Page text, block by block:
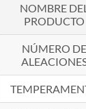
NOMBRE
PRODUCTO
NÚMERO DE